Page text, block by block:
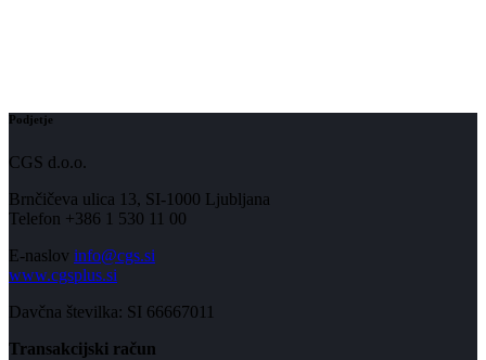
Podjetje
CGS d.o.o.
Brnčičeva ulica 13, SI-1000 Ljubljana
Telefon +386 1 530 11 00
E-naslov info@cgs.si
www.cgsplus.si
Davčna številka: SI 66667011
Transakcijski račun